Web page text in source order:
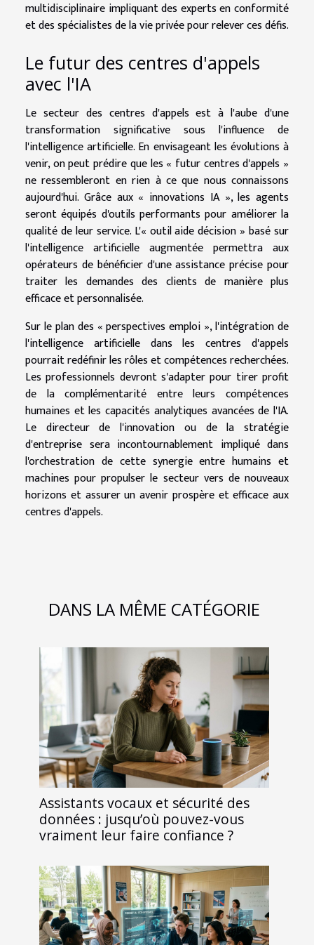
multidisciplinaire impliquant des experts en conformité
et des spécialistes de la vie privée pour relever ces défis.
Le futur des centres d'appels
avec l'IA
Le secteur des centres d'appels est à l'aube d'une
transformation significative sous l'influence de
l'intelligence artificielle. En envisageant les évolutions à
venir, on peut prédire que les « futur centres d'appels »
ne ressembleront en rien à ce que nous connaissons
aujourd'hui. Grâce aux « innovations IA », les agents
seront équipés d'outils performants pour améliorer la
qualité de leur service. L'« outil aide décision » basé sur
l'intelligence artificielle augmentée permettra aux
opérateurs de bénéficier d'une assistance précise pour
traiter les demandes des clients de manière plus
efficace et personnalisée.
Sur le plan des « perspectives emploi », l'intégration de
l'intelligence artificielle dans les centres d'appels
pourrait redéfinir les rôles et compétences recherchées.
Les professionnels devront s'adapter pour tirer profit
de la complémentarité entre leurs compétences
humaines et les capacités analytiques avancées de l'IA.
Le directeur de l'innovation ou de la stratégie
d'entreprise sera incontournablement impliqué dans
l'orchestration de cette synergie entre humains et
machines pour propulser le secteur vers de nouveaux
horizons et assurer un avenir prospère et efficace aux
centres d'appels.
DANS LA MÊME CATÉGORIE
Assistants vocaux et sécurité des
données : jusqu’où pouvez-vous
vraiment leur faire confiance ?